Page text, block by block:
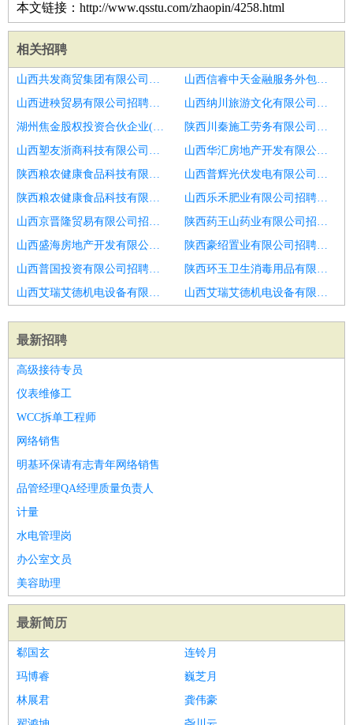
本文链接：http://www.qsstu.com/zhaopin/4258.html
相关招聘
山西共发商贸集团有限公司招聘保洁
山西信睿中天金融服务外包有限公司招聘保洁
山西进秧贸易有限公司招聘青岛市招聘保洁6
山西纳川旅游文化有限公司招聘保洁
湖州焦金股权投资合伙企业(有限合伙)招聘楼面保洁员
陕西川秦施工劳务有限公司招聘保洁
山西塑友浙商科技有限公司招聘房地产
山西华汇房地产开发有限公司招聘宿管员
陕西粮农健康食品科技有限责任公司招聘宿管员
山西普辉光伏发电有限公司招聘宿管员
陕西粮农健康食品科技有限责任公司招聘宿管员
山西乐禾肥业有限公司招聘保洁
山西京晋隆贸易有限公司招聘保洁
陕西药王山药业有限公司招聘行政部主管
山西盛海房地产开发有限公司招聘物业保洁员
陕西豪绍置业有限公司招聘保洁员
山西普国投资有限公司招聘保洁员
陕西环玉卫生消毒用品有限公司招聘保洁
山西艾瑞艾德机电设备有限公司招聘保洁主管
山西艾瑞艾德机电设备有限公司招聘保洁员
最新招聘
高级接待专员
仪表维修工
WCC拆单工程师
网络销售
明基环保请有志青年网络销售
品管经理QA经理质量负责人
计量
水电管理岗
办公室文员
美容助理
最新简历
郗国玄
连铃月
玛博睿
巍芝月
林展君
龚伟豪